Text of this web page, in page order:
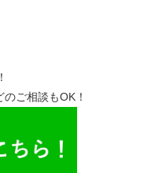
ご相談もOK！